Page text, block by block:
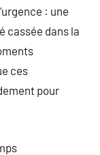
: une
cassée dans la
ces
pour